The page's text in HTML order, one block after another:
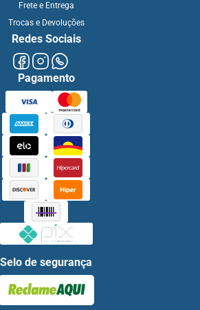
Frete e Entrega
Trocas e Devoluções
Redes Sociais
Pagamento
Selo de segurança